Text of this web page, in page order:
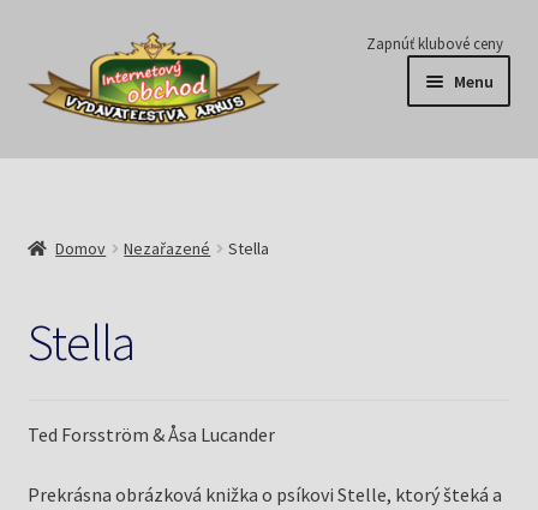
Preskočiť
navigáciu
Preskočiť
obsah
Zapnúť klubové ceny
Menu
Série
Predplatné
Domov Nezařazené Stella
Stella
Ted Forsström & Åsa Lucander
Prekrásna obrázková knižka o psíkovi Stelle, ktorý šteká a